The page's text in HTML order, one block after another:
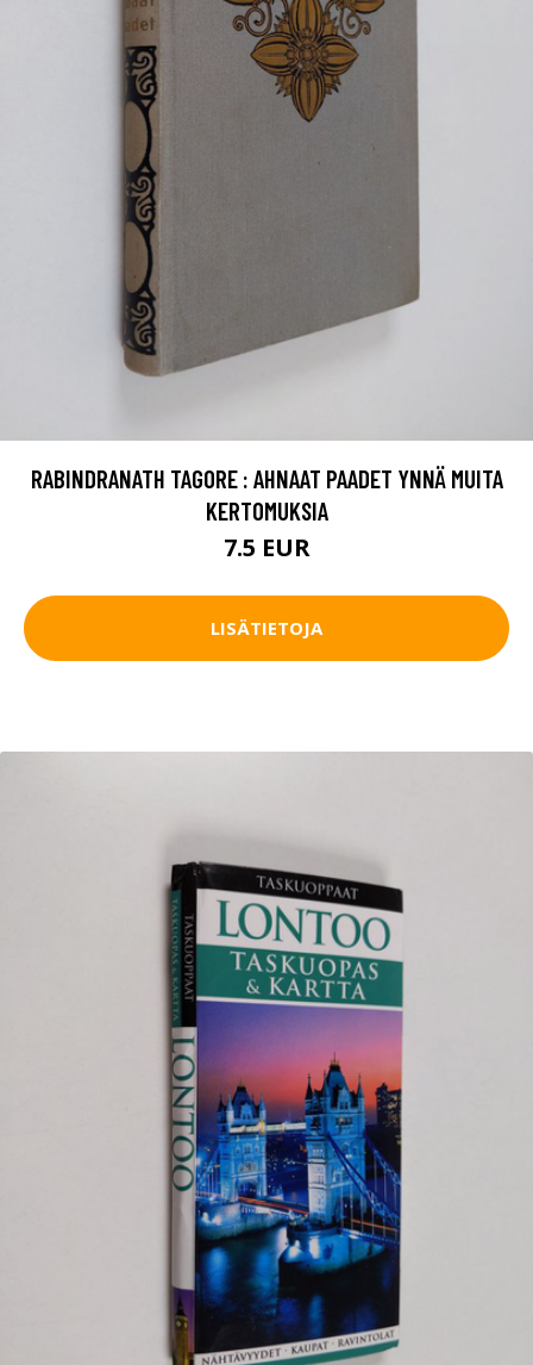
RABINDRANATH TAGORE : AHNAAT PAADET YNNÄ MUITA
KERTOMUKSIA
7.5 EUR
LISÄTIETOJA